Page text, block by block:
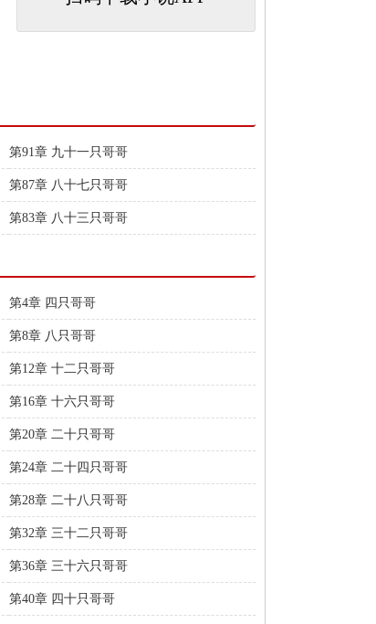
第91章 九十一只哥哥
第87章 八十七只哥哥
第83章 八十三只哥哥
第4章 四只哥哥
第8章 八只哥哥
第12章 十二只哥哥
第16章 十六只哥哥
第20章 二十只哥哥
第24章 二十四只哥哥
第28章 二十八只哥哥
第32章 三十二只哥哥
第36章 三十六只哥哥
第40章 四十只哥哥